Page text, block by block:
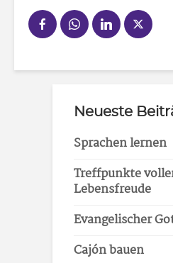
Neueste
Sprachen lernen
Treffpunkte
Lebensfreude
Evangelischer
Cajón bauen